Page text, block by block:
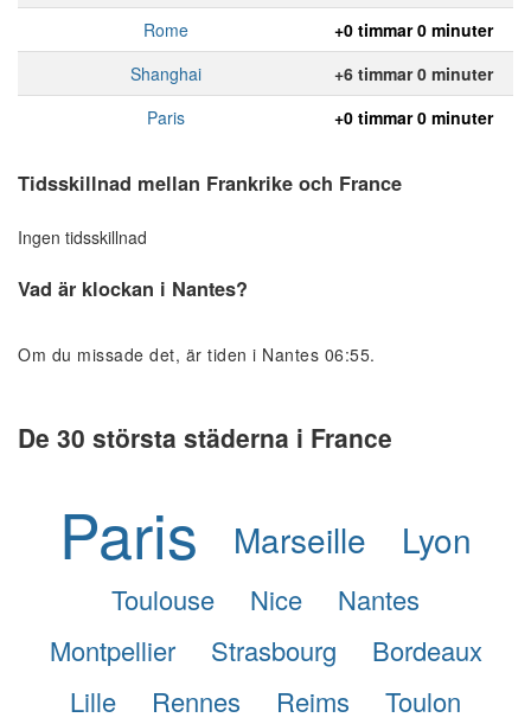
Rome
+0 timmar 0 minuter
Shanghai
+6 timmar 0 minuter
Paris
+0 timmar 0 minuter
Tidsskillnad mellan Frankrike och France
Ingen tidsskillnad
Vad är klockan i Nantes?
Om du missade det, är tiden i Nantes 06:55.
De 30 största städerna i France
Paris Marseille Lyon
Toulouse Nice
Nantes
Montpellier
Strasbourg
Bordeaux
Lille
Rennes Reims
Toulon